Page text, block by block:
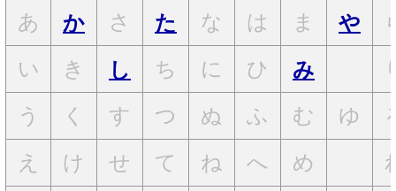
あ か さ た な は ま や
い
き し ち に ひ み
う
く す つ ぬ ふ む ゆ
え
け せ て ね へ め